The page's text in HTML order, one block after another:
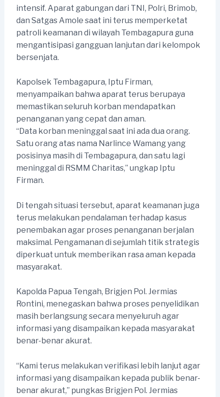
intensif. Aparat gabungan dari TNI, Polri, Brimob,
dan Satgas Amole saat ini terus memperketat
patroli keamanan di wilayah Tembagapura guna
mengantisipasi gangguan lanjutan dari kelompok
bersenjata.
Kapolsek Tembagapura, Iptu Firman,
menyampaikan bahwa aparat terus berupaya
memastikan seluruh korban mendapatkan
penanganan yang cepat dan aman.
“Data korban meninggal saat ini ada dua orang.
Satu orang atas nama Narlince Wamang yang
posisinya masih di Tembagapura, dan satu lagi
meninggal di RSMM Charitas,” ungkap Iptu
Firman.
Di tengah situasi tersebut, aparat keamanan juga
terus melakukan pendalaman terhadap kasus
penembakan agar proses penanganan berjalan
maksimal. Pengamanan di sejumlah titik strategis
diperkuat untuk memberikan rasa aman kepada
masyarakat.
Kapolda Papua Tengah, Brigjen Pol. Jermias
Rontini, menegaskan bahwa proses penyelidikan
masih berlangsung secara menyeluruh agar
informasi yang disampaikan kepada masyarakat
benar-benar akurat.
“Kami terus melakukan verifikasi lebih lanjut agar
informasi yang disampaikan kepada publik benar-
benar akurat,” pungkas Brigjen Pol. Jermias